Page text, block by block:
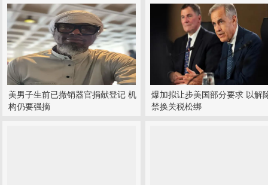
美男子生前已撤销器官捐献登记 机
构仍要强摘
爆加拟让步美国部分要求 以解
禁换关税松绑